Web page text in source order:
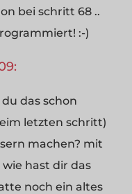
bei schritt 68 ..
:-)
das schon
letzten schritt)
machen? mit
hast dir das
noch ein altes